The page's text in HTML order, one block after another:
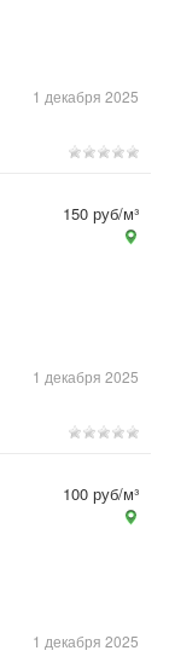
1 декабря 2025
1 декабря 2025
150 руб/м³
1 декабря 2025
100 руб/м³